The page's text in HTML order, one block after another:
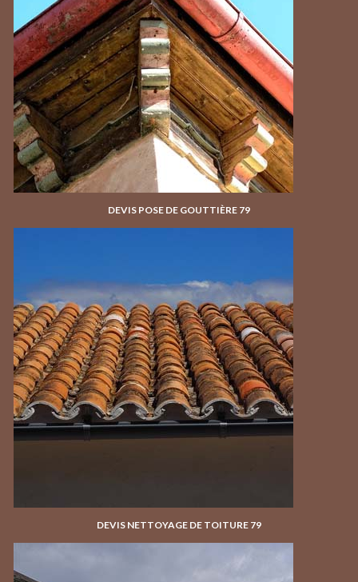
DEVIS POSE DE GOUTTIÈRE 79
DEVIS NETTOYAGE DE TOITURE 79